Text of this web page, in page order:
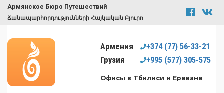
Армянское Бюро Путешествий
Ճանապարհորդությունների Հայկական Բյուրո
Армения +374 (77) 56-33-21
Грузия
+995 (577) 305-575
Офисы в Тбилиси и Ереване